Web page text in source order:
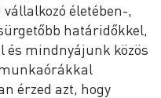
életében-,
határidőkkel,
és mindnyájunk közös
érzed azt, hogy